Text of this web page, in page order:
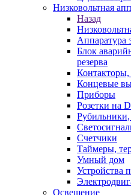
Низковольтная
Назад
Аппаратура
Блок
резерва
Контакторы,
Концевые
Приборы
Розетки на
Рубильники,
Счетчики
Таймеры,
Умный дом
Устройства
Освещение